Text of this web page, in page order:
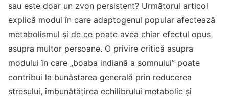
sau este doar un zvon persistent? Următorul articol
explică modul în care adaptogenul popular afectează
metabolismul și de ce poate avea chiar efectul opus
asupra multor persoane. O privire critică asupra
modului în care „boaba indiană a somnului” poate
contribui la bunăstarea generală prin reducerea
stresului, îmbunătățirea echilibrului metabolic și